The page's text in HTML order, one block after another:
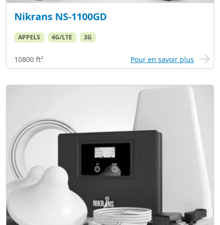
Nikrans NS-1100GD
APPELS 4G/LTE 3G
10800 ft² Pour en savoir plus